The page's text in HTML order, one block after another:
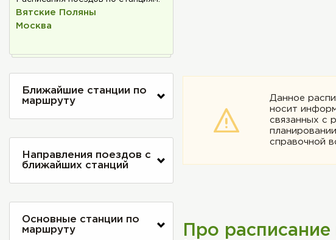
Вятские Поляны
Москва
Ближайшие станции по
маршруту
Направления поездов с
ближайших станций
Основные станции по
маршруту
Данное
носит
связанных с
справочной
Про